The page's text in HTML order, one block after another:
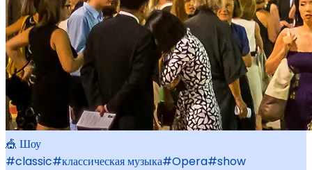
🎪 Шоу
#classic#классическая музыка#Opera#show